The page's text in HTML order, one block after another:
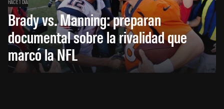
HACE 1 DÍA
Brady vs. Manning: preparan
documental sobre la rivalidad que
marcó la NFL